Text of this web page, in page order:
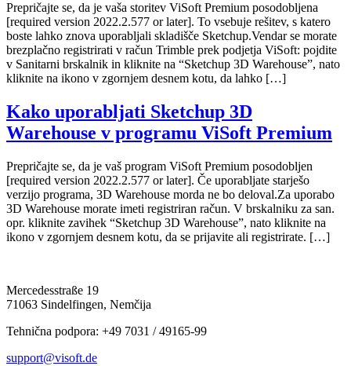
Prepričajte se, da je vaša storitev ViSoft Premium posodobljena
[required version 2022.2.577 or later]. To vsebuje rešitev, s katero
boste lahko znova uporabljali skladišče Sketchup.Vendar se morate
brezplačno registrirati v račun Trimble prek podjetja ViSoft: pojdite
v Sanitarni brskalnik in kliknite na “Sketchup 3D Warehouse”, nato
kliknite na ikono v zgornjem desnem kotu, da lahko […]
Kako uporabljati Sketchup 3D
Warehouse v programu ViSoft Premium
Prepričajte se, da je vaš program ViSoft Premium posodobljen
[required version 2022.2.577 or later]. Če uporabljate starješo
verzijo programa, 3D Warehouse morda ne bo deloval.Za uporabo
3D Warehouse morate imeti registriran račun. V brskalniku za san.
opr. kliknite zavihek “Sketchup 3D Warehouse”, nato kliknite na
ikono v zgornjem desnem kotu, da se prijavite ali registrirate. […]
Mercedesstraße 19
71063 Sindelfingen, Nemčija
Tehnična podpora: +49 7031 / 49165-99
support@visoft.de